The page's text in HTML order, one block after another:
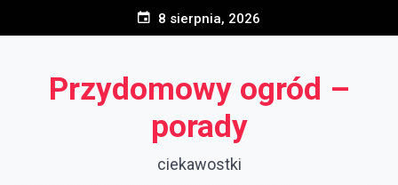
8 sierpnia, 2026
Przydomowy ogród –
porady
ciekawostki